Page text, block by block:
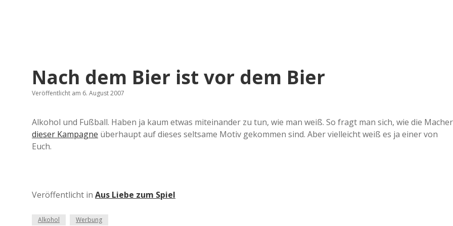
B
a
a
Nach dem Bier ist vor dem Bier
Veröffentlicht am 6. August 2007
Alkohol und Fußball. Haben ja kaum etwas miteinander zu tun, wie man weiß. So fragt man sich, wie die Macher
dieser Kampagne überhaupt auf dieses seltsame Motiv gekommen sind. Aber vielleicht weiß es ja einer von
Euch.
Veröffentlicht in Aus Liebe zum Spiel
Alkohol Werbung